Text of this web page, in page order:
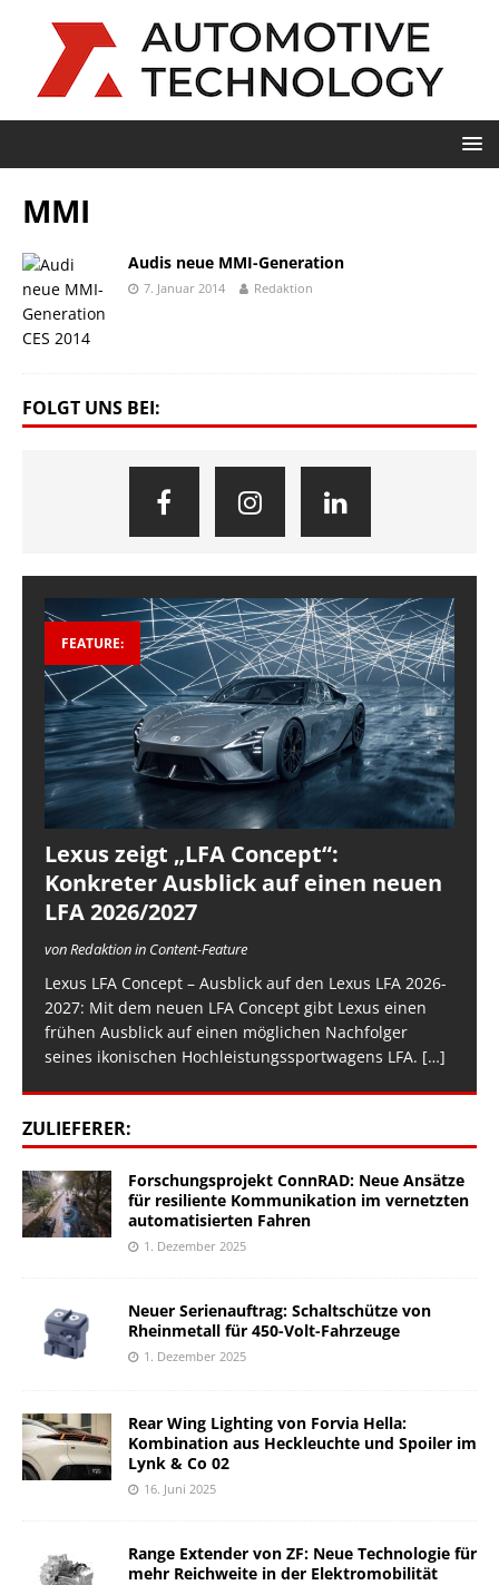
MMI
Audis neue MMI-Generation
7. Januar 2014 Redaktion
FOLGT UNS BEI:
FEATURE:
Lexus zeigt „LFA Concept“:
Konkreter Ausblick auf einen neuen
LFA 2026/2027
von Redaktion in Content-Feature
Lexus LFA Concept – Ausblick auf den Lexus LFA 2026-
2027: Mit dem neuen LFA Concept gibt Lexus einen
frühen Ausblick auf einen möglichen Nachfolger
seines ikonischen Hochleistungssportwagens LFA. […]
ZULIEFERER:
Forschungsprojekt ConnRAD: Neue Ansätze
für resiliente Kommunikation im vernetzten
automatisierten Fahren
1. Dezember 2025
Neuer Serienauftrag: Schaltschütze von
Rheinmetall für 450-Volt-Fahrzeuge
1. Dezember 2025
Rear Wing Lighting von Forvia Hella:
Kombination aus Heckleuchte und Spoiler im
Lynk & Co 02
16. Juni 2025
Range Extender von ZF: Neue Technologie für
mehr Reichweite in der Elektromobilität